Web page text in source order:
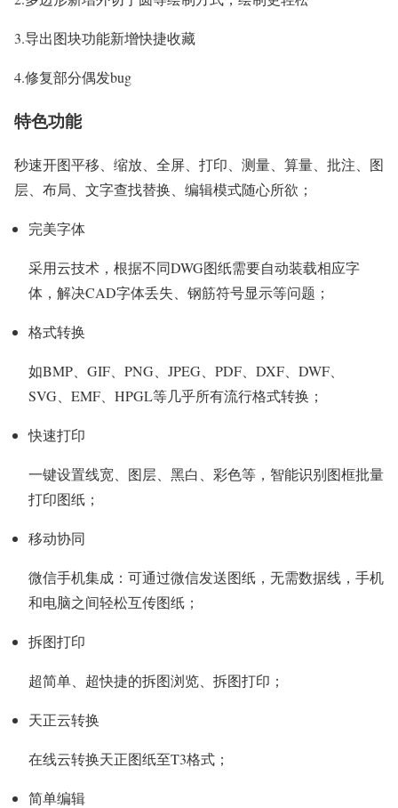
3.导出图块功能新增快捷收藏
4.修复部分偶发bug
特色功能
秒速开图平移、缩放、全屏、打印、测量、算量、批注、图
层、布局、文字查找替换、编辑模式随心所欲；
完美字体
采用云技术，根据不同DWG图纸需要自动装载相应字
体，解决CAD字体丢失、钢筋符号显示等问题；
格式转换
如BMP、GIF、PNG、JPEG、PDF、DXF、DWF、
SVG、EMF、HPGL等几乎所有流行格式转换；
快速打印
一键设置线宽、图层、黑白、彩色等，智能识别图框批量
打印图纸；
移动协同
微信手机集成：可通过微信发送图纸，无需数据线，手机
和电脑之间轻松互传图纸；
拆图打印
超简单、超快捷的拆图浏览、拆图打印；
天正云转换
在线云转换天正图纸至T3格式；
简单编辑